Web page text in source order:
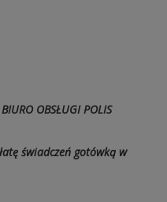
OBSŁUGI POLIS
świadczeń gotówką w